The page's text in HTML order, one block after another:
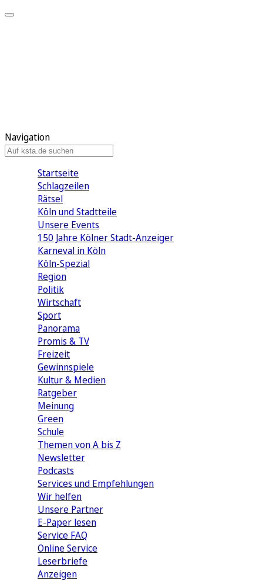
Navigation
Startseite
Schlagzeilen
Rätsel
Köln und Stadtteile
Unsere Events
150 Jahre Kölner Stadt-Anzeiger
Karneval in Köln
Köln-Spezial
Region
Politik
Wirtschaft
Sport
Panorama
Promis & TV
Freizeit
Gewinnspiele
Kultur & Medien
Ratgeber
Meinung
Green
Schule
Themen von A bis Z
Newsletter
Podcasts
Services und Empfehlungen
Wir helfen
Unsere Partner
E-Paper lesen
Service FAQ
Online Service
Leserbriefe
Anzeigen